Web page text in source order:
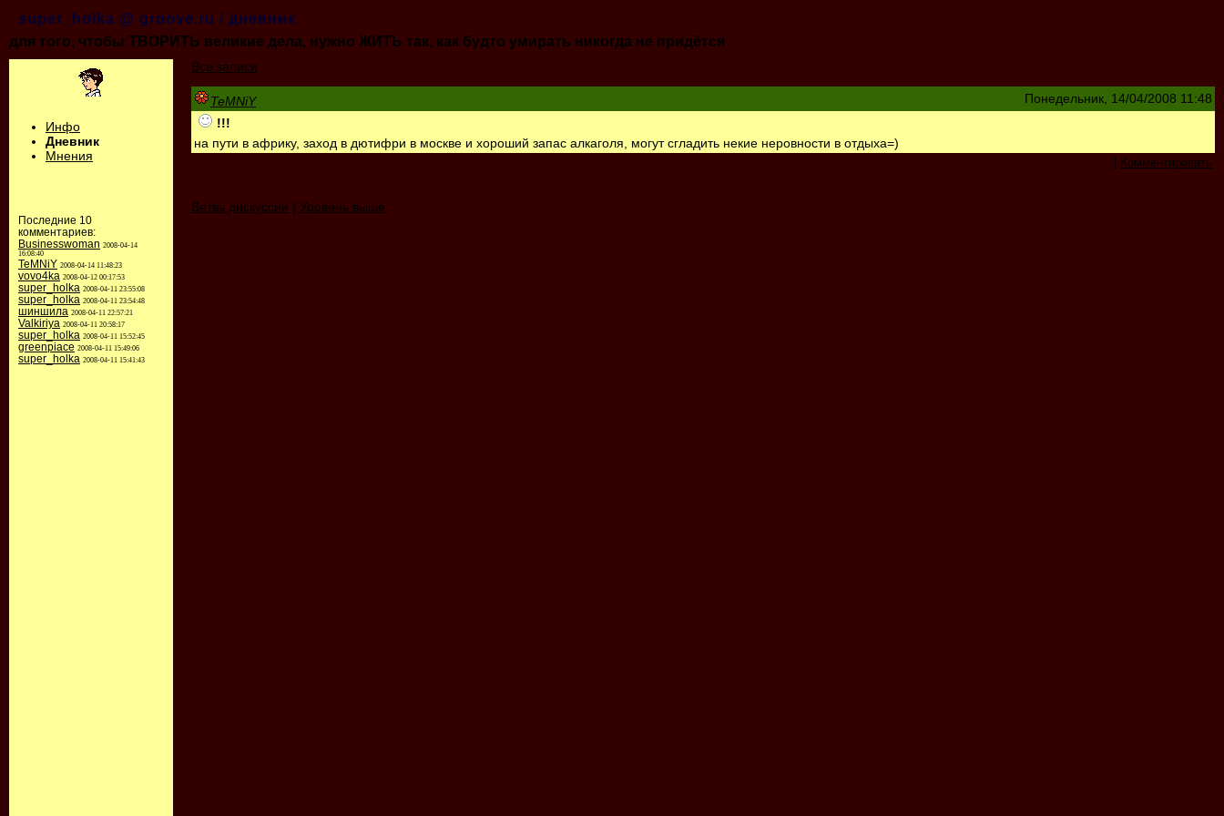
super_holka @ groove.ru / дневник
для того, чтобы ТВОРИТЬ великие дела, нужно ЖИТЬ так, как будто умирать никогда не придётся
Инфо
Дневник
Мнения
Последние 10
комментариев:
Businesswoman 2008-04-14
16:08:40
TeMNiY 2008-04-14 11:48:23
vovo4ka 2008-04-12 00:17:53
super_holka 2008-04-11 23:55:08
super_holka 2008-04-11 23:54:48
шиншила 2008-04-11 22:57:21
Valkiriya 2008-04-11 20:58:17
super_holka 2008-04-11 15:52:45
greenpiace 2008-04-11 15:49:06
super_holka 2008-04-11 15:41:43
Все записи
TeMNiY
Понедельник, 14/04/2008 11:48
!!!
на пути в африку, заход в дютифри в москве и хороший запас алкаголя, могут сгладить некие неровности в отдыха=)
Комментировать
Ветвь дискуссии | Уровень выше